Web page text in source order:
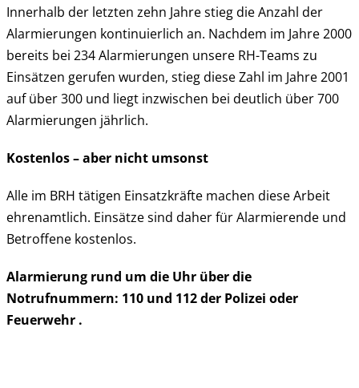
Innerhalb der letzten zehn Jahre stieg die Anzahl der
Alarmierungen kontinuierlich an. Nachdem im Jahre 2000
bereits bei 234 Alarmierungen unsere RH-Teams zu
Einsätzen gerufen wurden, stieg diese Zahl im Jahre 2001
auf über 300 und liegt inzwischen bei deutlich über 700
Alarmierungen jährlich.
Kostenlos – aber nicht umsonst
Alle im BRH tätigen Einsatzkräfte machen diese Arbeit
ehrenamtlich. Einsätze sind daher für Alarmierende und
Betroffene kostenlos.
Alarmierung rund um die Uhr über die
Notrufnummern: 110 und 112 der Polizei oder
Feuerwehr .